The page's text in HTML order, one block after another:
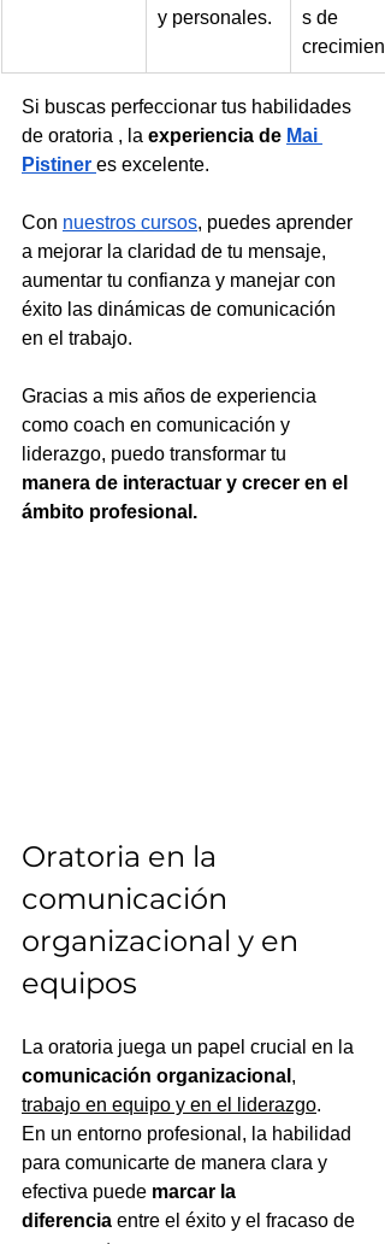
y personales.
s de
Si buscas perfeccionar tus habilidades
de oratoria , la experiencia de Mai
Pistiner es excelente.
Con nuestros cursos, puedes aprender
a mejorar la claridad de tu mensaje,
aumentar tu confianza y manejar con
éxito las dinámicas de comunicación
en el trabajo.
Gracias a mis años de experiencia
como coach en comunicación y
liderazgo, puedo transformar tu
manera de interactuar y crecer en el
ámbito profesional.
Oratoria en la
comunicación
organizacional y en
equipos
La oratoria juega un papel crucial en la
comunicación organizacional ,
trabajo en equipo y en el liderazgo.
En un entorno profesional, la habilidad
para comunicarte de manera clara y
efectiva puede marcar la
diferencia entre el éxito y el fracaso de